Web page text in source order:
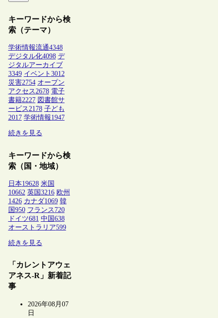
キーワードから検
索（テーマ）
学術情報流通4348
デジタル化4098 デ
ジタルアーカイブ
3349 イベント 3012
災害2754 オープン
アクセス2678 電子
書籍2227 図書館サ
ービス2178 子ども
2017 学術情報1947
続きを見る
キーワードから検
索（国・地域）
日本19628 米国
10662 英国 3216 欧州
1426 カナダ1069 韓
国 950 フランス 720
ドイツ681 中国 638
オーストラリア599
続きを見る
「カレントアウェ
アネス-R」新着記
事
2026年08月07
日